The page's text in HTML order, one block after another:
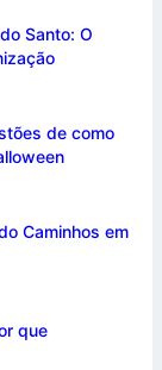
Santo: O
de como
Caminhos em
que